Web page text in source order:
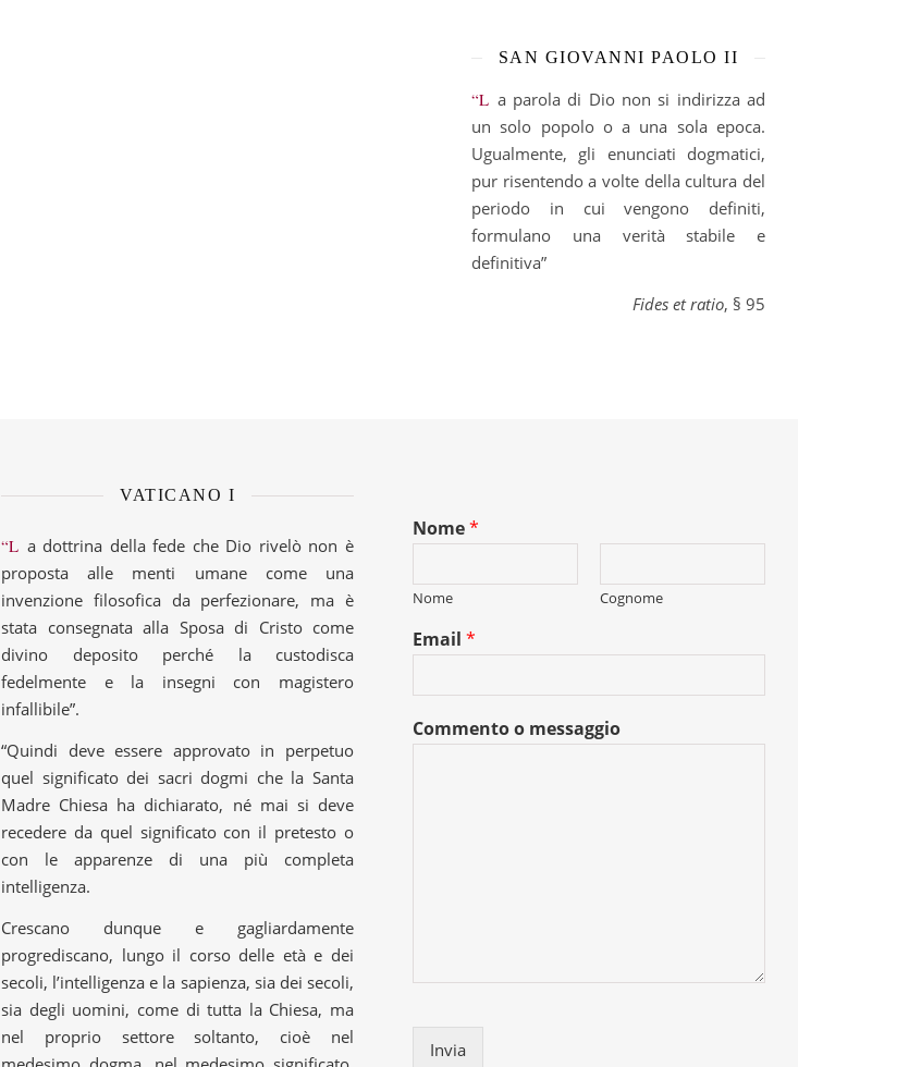
SAN GIOVANNI PAOLO II
“La parola di Dio non si indirizza ad
un solo popolo o a una sola epoca.
Ugualmente, gli enunciati dogmatici,
pur risentendo a volte della cultura del
periodo in cui vengono definiti,
formulano una verità stabile e
definitiva”
Fides et ratio, § 95
VATICANO I
“La dottrina della fede che Dio rivelò non è
proposta alle menti umane come una
invenzione filosofica da perfezionare, ma è
stata consegnata alla Sposa di Cristo come
divino deposito perché la custodisca
fedelmente e la insegni con magistero
infallibile”.
“Quindi deve essere approvato in perpetuo
quel significato dei sacri dogmi che la Santa
Madre Chiesa ha dichiarato, né mai si deve
recedere da quel significato con il pretesto o
con le apparenze di una più completa
intelligenza.
Crescano dunque e gagliardamente
progrediscano, lungo il corso delle età e dei
secoli, l’intelligenza e la sapienza, sia dei secoli,
sia degli uomini, come di tutta la Chiesa, ma
nel proprio settore soltanto, cioè nel
Nome*
Nome Cognome
Email *
Commento o messaggio
Invia